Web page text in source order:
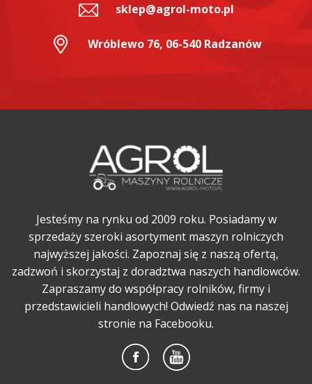
sklep@agrol-moto.pl
Wróblewo 76, 06-540 Radzanów
Jesteśmy na rynku od 2009 roku. Posiadamy w
sprzedaży szeroki asortyment maszyn rolniczych
najwyższej jakości. Zapoznaj się z naszą ofertą,
zadzwoń i skorzystaj z doradztwa naszych handlowców.
Zapraszamy do współpracy rolników, firmy i
przedstawicieli handlowych! Odwiedź nas na naszej
stronie na Facebooku.